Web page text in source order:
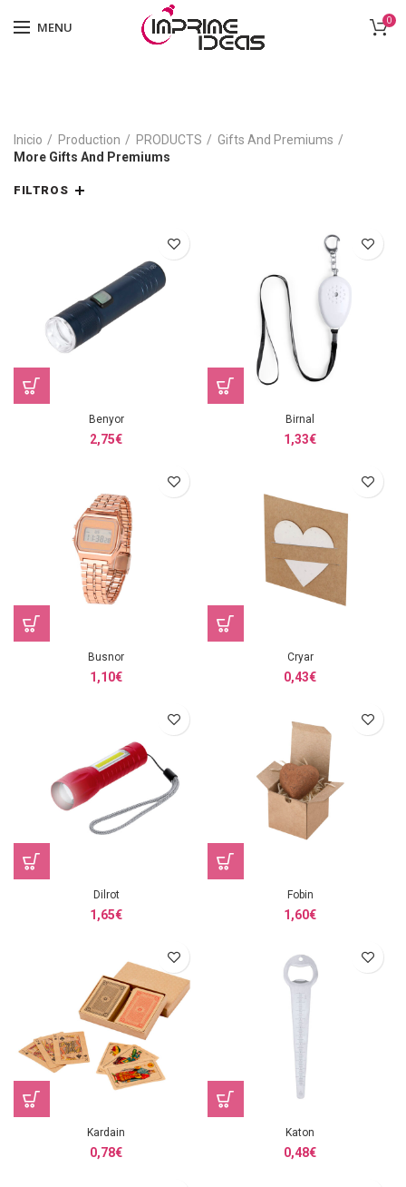
MENU 0
Inicio Production PRODUCTS
Gifts And Premiums
More Gifts And Premiums
FILTROS
Benyor
2,75€
Birnal
1,33€
Busnor
1,10€
Cryar
0,43€
Dilrot
1,65€
Fobin
1,60€
Kardain
0,78€
Katon
0,48€